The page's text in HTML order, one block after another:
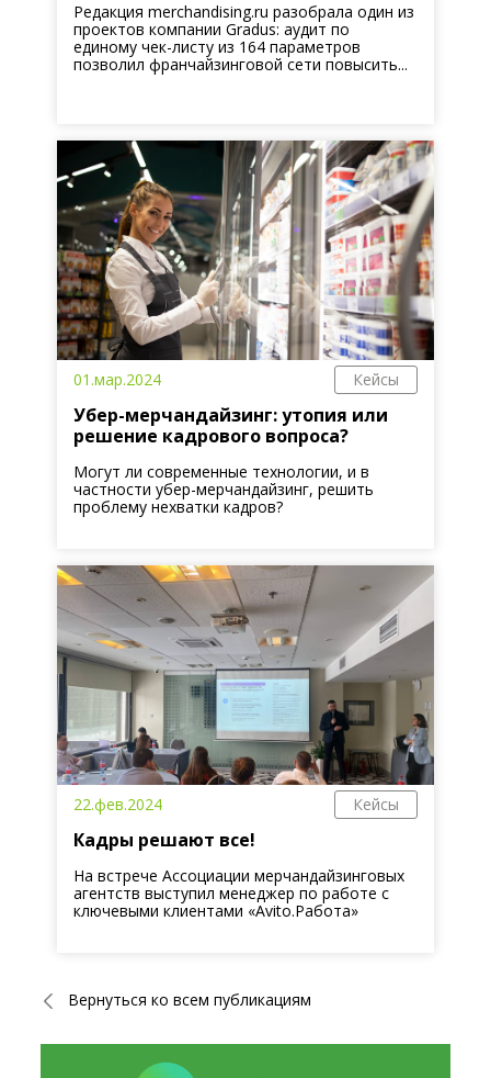
Редакция merchandising.ru разобрала один из
проектов компании Gradus: аудит по
единому чек-листу из 164 параметров
позволил франчайзинговой сети повысить...
01.мар.2024 Кейсы
Убер-мерчандайзинг: утопия или
решение кадрового вопроса?
Могут ли современные технологии, и в
частности убер-мерчандайзинг, решить
проблему нехватки кадров?
22.фев.2024 Кейсы
Кадры решают все!
На встрече Ассоциации мерчандайзинговых
агентств выступил менеджер по работе с
ключевыми клиентами «Avito.Работа»
Вернуться ко всем публикациям